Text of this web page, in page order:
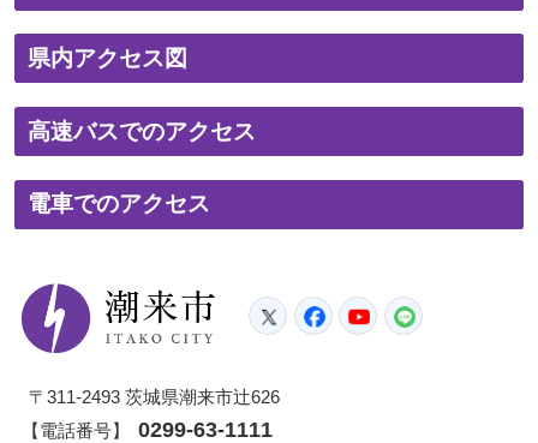
県内アクセス図
高速バスでのアクセス
電車でのアクセス
潮来市
TwitterFacebook
YouTube
〒311-2493 茨城県潮来市辻626
【電話番号】
0299-63-1111